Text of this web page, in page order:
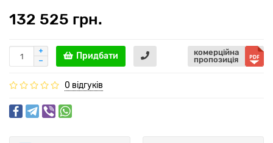
132 525 грн.
Придбати
комерційна
пропозиція
0 відгуків